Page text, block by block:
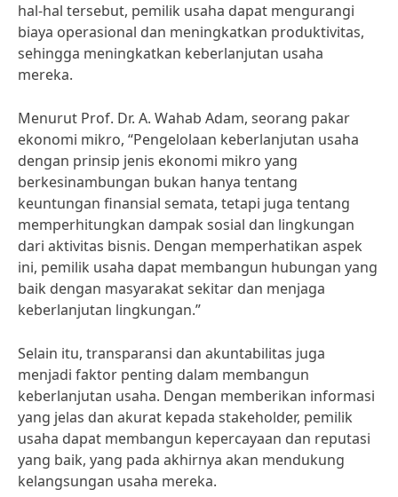
hal-hal tersebut, pemilik usaha dapat mengurangi
biaya operasional dan meningkatkan produktivitas,
sehingga meningkatkan keberlanjutan usaha
mereka.
Menurut Prof. Dr. A. Wahab Adam, seorang pakar
ekonomi mikro, “Pengelolaan keberlanjutan usaha
dengan prinsip jenis ekonomi mikro yang
berkesinambungan bukan hanya tentang
keuntungan finansial semata, tetapi juga tentang
memperhitungkan dampak sosial dan lingkungan
dari aktivitas bisnis. Dengan memperhatikan aspek
ini, pemilik usaha dapat membangun hubungan yang
baik dengan masyarakat sekitar dan menjaga
keberlanjutan lingkungan.”
Selain itu, transparansi dan akuntabilitas juga
menjadi faktor penting dalam membangun
keberlanjutan usaha. Dengan memberikan informasi
yang jelas dan akurat kepada stakeholder, pemilik
usaha dapat membangun kepercayaan dan reputasi
yang baik, yang pada akhirnya akan mendukung
kelangsungan usaha mereka.